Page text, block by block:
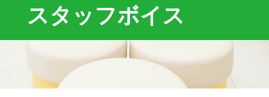
スタッフボイス